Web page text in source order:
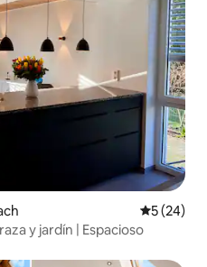
5 (24)
y jardín | Espacioso